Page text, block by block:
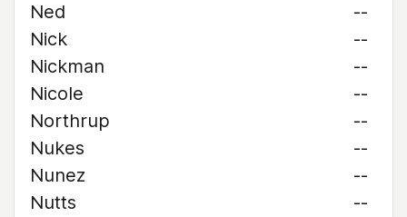
Ned
--
Nick
--
Nickman
--
Nicole
--
Northrup
--
Nukes
--
Nunez
--
Nutts
--